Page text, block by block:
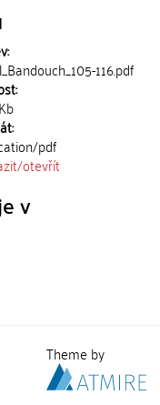
116.pdf
pdf
otevřít
v
Theme by